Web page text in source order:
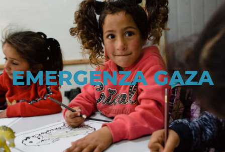
EMERGENZA GAZA